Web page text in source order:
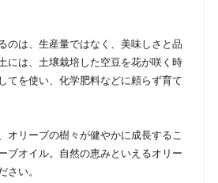
のは、生産量ではなく、美味しさと品
には、土壌栽培した空豆を花が咲く時
てを使い、​化学肥料などに頼らず育て
オリーブの樹々が健やかに成長するこ
ブオイル。自然の恵みといえるオリー
さい。